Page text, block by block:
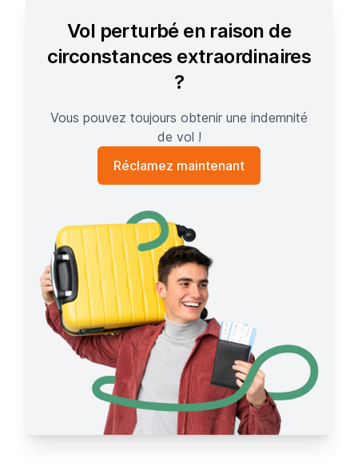
Vol perturbé en raison de
circonstances extraordinaires
?
Vous pouvez toujours obtenir une indemnité
de vol !
Réclamez maintenant